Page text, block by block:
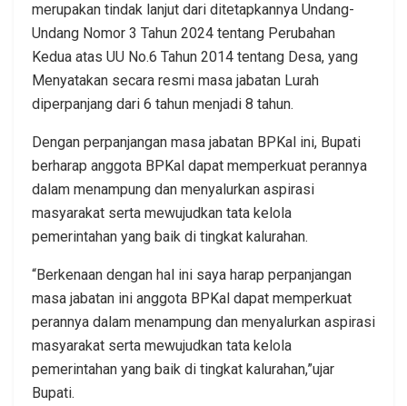
merupakan tindak lanjut dari ditetapkannya Undang-
Undang Nomor 3 Tahun 2024 tentang Perubahan
Kedua atas UU No.6 Tahun 2014 tentang Desa, yang
Menyatakan secara resmi masa jabatan Lurah
diperpanjang dari 6 tahun menjadi 8 tahun.
Dengan perpanjangan masa jabatan BPKal ini, Bupati
berharap anggota BPKal dapat memperkuat perannya
dalam menampung dan menyalurkan aspirasi
masyarakat serta mewujudkan tata kelola
pemerintahan yang baik di tingkat kalurahan.
“Berkenaan dengan hal ini saya harap perpanjangan
masa jabatan ini anggota BPKal dapat memperkuat
perannya dalam menampung dan menyalurkan aspirasi
masyarakat serta mewujudkan tata kelola
pemerintahan yang baik di tingkat kalurahan,”ujar
Bupati.